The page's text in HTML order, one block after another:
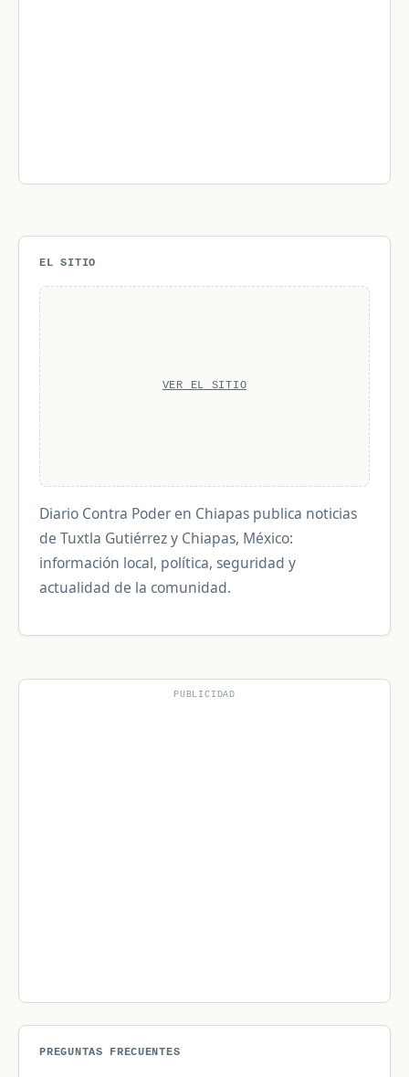
EL SITIO
VER EL SITIO
Diario Contra Poder en Chiapas publica noticias
de Tuxtla Gutiérrez y Chiapas, México:
información local, política, seguridad y
actualidad de la comunidad.
PUBLICIDAD
PREGUNTAS FRECUENTES